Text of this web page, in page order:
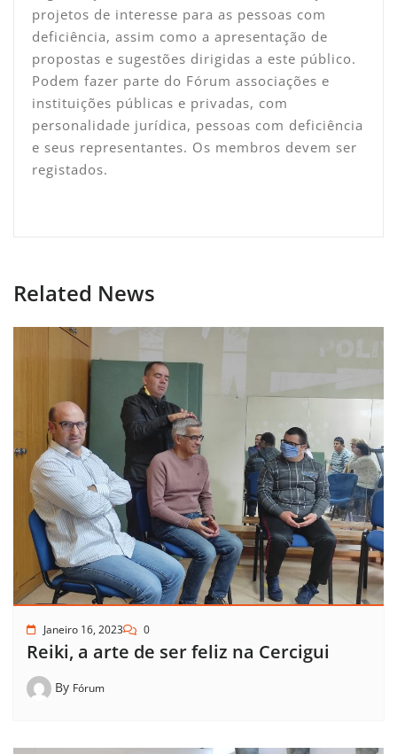
projetos de interesse para as pessoas com
deficiência, assim como a apresentação de
propostas e sugestões dirigidas a este público.
Podem fazer parte do Fórum associações e
instituições públicas e privadas, com
personalidade jurídica, pessoas com deficiência
e seus representantes. Os membros devem ser
registados.
Related News
Janeiro 16, 2023 0
Reiki, a arte de ser feliz na Cercigui
By Fórum